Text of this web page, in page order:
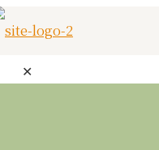
✕